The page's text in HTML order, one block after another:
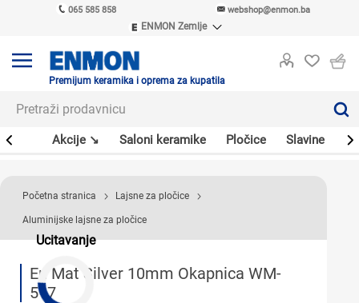
065 585 858 webshop@enmon.ba
ENMON Zemlje
ENMON MKD
Premijum keramika i oprema za kupatila
Akcije ↘ Saloni keramike Pločice Slavine
Ucitavanje
Početna stranica Lajsne za pločice
Aluminijske lajsne za pločice
En Mat Silver 10mm Okapnica WM-
517